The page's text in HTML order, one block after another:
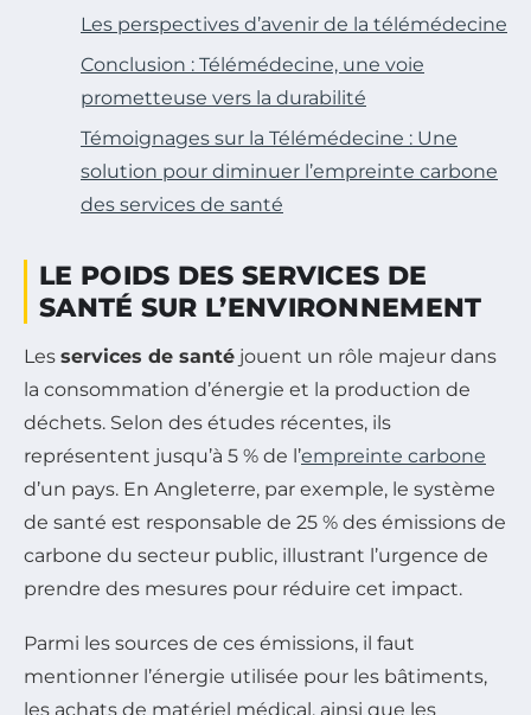
Les perspectives d’avenir de la télémédecine
Conclusion : Télémédecine, une voie
prometteuse vers la durabilité
Témoignages sur la Télémédecine : Une
solution pour diminuer l’empreinte carbone
des services de santé
LE POIDS DES SERVICES DE
SANTÉ SUR L’ENVIRONNEMENT
Les services de santé jouent un rôle majeur dans
la consommation d’énergie et la production de
déchets. Selon des études récentes, ils
représentent jusqu’à 5 % de l’empreinte carbone
d’un pays. En Angleterre, par exemple, le système
de santé est responsable de 25 % des émissions de
carbone du secteur public, illustrant l’urgence de
prendre des mesures pour réduire cet impact.
Parmi les sources de ces émissions, il faut
mentionner l’énergie utilisée pour les bâtiments,
les achats de matériel médical, ainsi que les